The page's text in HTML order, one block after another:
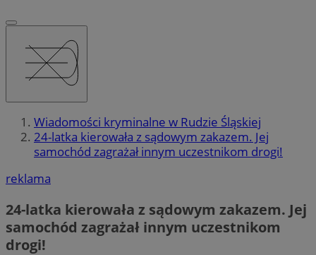
Wiadomości kryminalne w Rudzie Śląskiej
24-latka kierowała z sądowym zakazem. Jej
samochód zagrażał innym uczestnikom drogi!
reklama
24-latka kierowała z sądowym zakazem. Jej
samochód zagrażał innym uczestnikom
drogi!